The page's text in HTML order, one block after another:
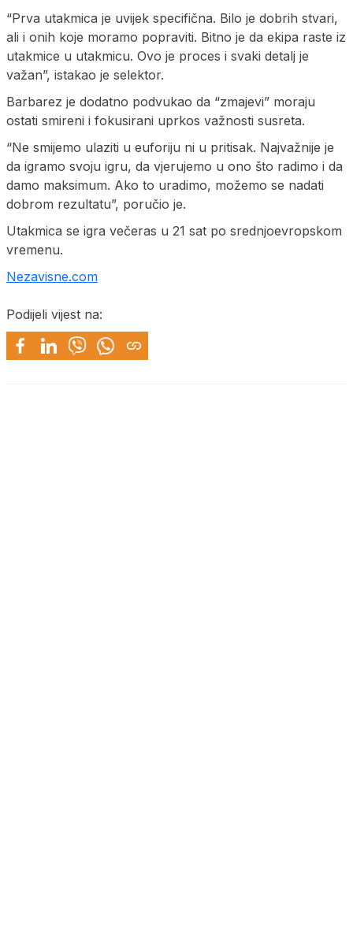
“Prva utakmica je uvijek specifična. Bilo je dobrih stvari,
ali i onih koje moramo popraviti. Bitno je da ekipa raste iz
utakmice u utakmicu. Ovo je proces i svaki detalj je
važan”, istakao je selektor.
Barbarez je dodatno podvukao da “zmajevi” moraju
ostati smireni i fokusirani uprkos važnosti susreta.
“Ne smijemo ulaziti u euforiju ni u pritisak. Najvažnije je
da igramo svoju igru, da vjerujemo u ono što radimo i da
damo maksimum. Ako to uradimo, možemo se nadati
dobrom rezultatu”, poručio je.
Utakmica se igra večeras u 21 sat po srednjoevropskom
vremenu.
Nezavisne.com
Podijeli vijest na: